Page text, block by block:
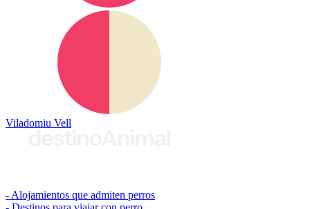
Viladomiu Vell
Alojamientos que admiten perros